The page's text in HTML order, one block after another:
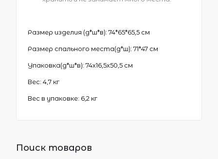
Размер изделия (д*ш*в): 74*65*65,5 см
Размер спального места(д*ш): 71*47 см
Упаковка(д*ш*в): 74х16,5х50,5 см
Вес: 4,7 кг
Вес в упаковке: 6,2 кг
Поиск товаров